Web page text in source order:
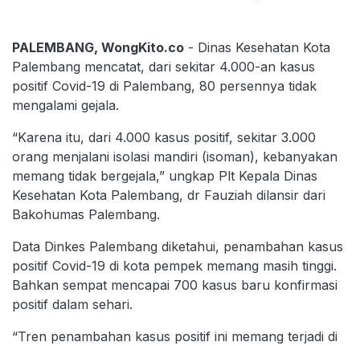
PALEMBANG, WongKito.co - Dinas Kesehatan Kota
Palembang mencatat, dari sekitar 4.000-an kasus
positif Covid-19 di Palembang, 80 persennya tidak
mengalami gejala.
“Karena itu, dari 4.000 kasus positif, sekitar 3.000
orang menjalani isolasi mandiri (isoman), kebanyakan
memang tidak bergejala,” ungkap Plt Kepala Dinas
Kesehatan Kota Palembang, dr Fauziah dilansir dari
Bakohumas Palembang.
Data Dinkes Palembang diketahui, penambahan kasus
positif Covid-19 di kota pempek memang masih tinggi.
Bahkan sempat mencapai 700 kasus baru konfirmasi
positif dalam sehari.
“Tren penambahan kasus positif ini memang terjadi di